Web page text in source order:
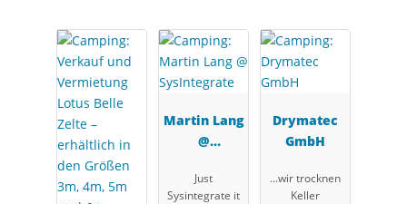
Martin Lang
@
e
Just
Sysintegrate it
Drymatec
GmbH
...wir trocknen
Keller